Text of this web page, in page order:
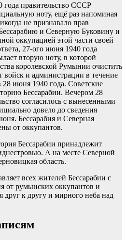
года правительство СССР
ноту, ещё раз напоминая
не признавало прав
и Северную Буковину и
оккупацией этой части своей
27-ого июня 1940 года
вторую ноту, в которой
королевской Румынии очистить
войск и администрации в течение
28 июня 1940 года. Советские
Бессарабии. Вечером 28
согласилось с вынесенными
довело до сведения
Бессарабия и Северная
от оккупантов.
Бессарабии принадлежит
А на месте Северной
область.
всех жителей Бессарабии с
от румынских оккупантов и
друг к другу и мирного неба над